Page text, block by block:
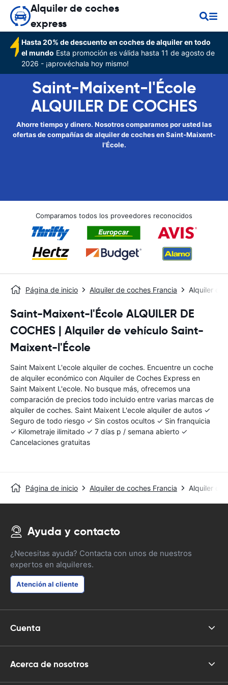
Alquiler de coches
express
Hasta 20% de descuento en coches de alquiler en todo
el mundo Esta promoción es válida hasta 11 de agosto de
2026 - ¡aprovéchala hoy mismo!
Saint-Maixent-l'École
ALQUILER DE COCHES
Ahorre tiempo y dinero. Nosotros comparamos por usted las
ofertas de compañías de alquiler de coches en Saint-Maixent-
l'École.
Comparamos todos los proveedores reconocidos
Página de inicio Alquiler de coches Francia Alquiler de
Saint-Maixent-l'École ALQUILER DE
COCHES | Alquiler de vehículo Saint-
Maixent-l'École
Saint Maixent L'ecole alquiler de coches. Encuentre un coche
de alquiler económico con Alquiler de Coches Express en
Saint Maixent L'ecole. No busque más, ofrecemos una
comparación de precios todo incluido entre varias marcas de
alquiler de coches. Saint Maixent L'ecole alquiler de autos ✓
Seguro de todo riesgo ✓ Sin costos ocultos ✓ Sin franquicia
✓ Kilometraje ilimitado ✓ 7 días p / semana abierto ✓
Cancelaciones gratuitas
Página de inicio Alquiler de coches Francia Alquiler de
Ayuda y contacto
¿Necesitas ayuda? Contacta con unos de nuestros
expertos en alquileres.
Atención al cliente
Cuenta
Acerca de nosotros